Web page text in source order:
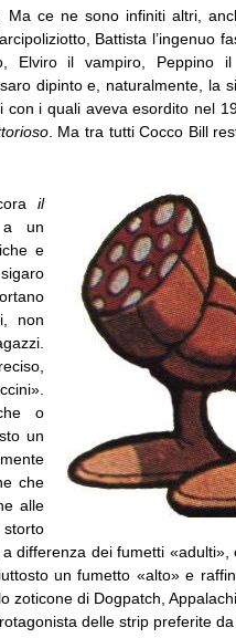
ce ne sono infiniti altri,
Battista l’ingenuo
Elviro il vampiro, Peppino
dipinto e, naturalmente, la
i quali aveva esordito nel
. Ma tra tutti Cocco Bill
il
a un
e
non
o
un
che
alle
differenza dei fumetti
un fumetto «alto» e
zoticone di Dogpatch,
delle strip preferite da